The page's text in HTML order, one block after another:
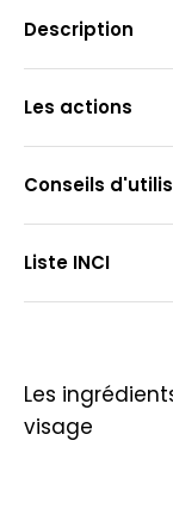
Description
Les actions
Conseils
Liste INCI
Les
visage